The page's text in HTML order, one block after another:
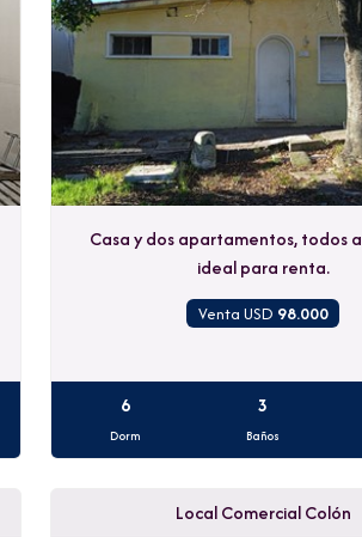
Casa y dos apartamentos, todos
ideal para renta.
Venta USD 98.000
6
Dorm
3
Baños
Local Comercial Colón